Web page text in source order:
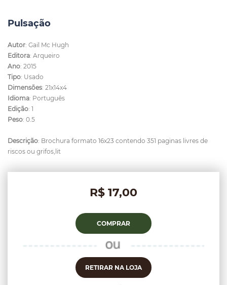
Pulsação
Autor: Gail Mc Hugh
Editora: Arqueiro
Ano: 2015
Tipo: Usado
Dimensões: 21x14x4
Idioma: Português
Edição: 1
Peso: 0.5
Descrição: Brochura formato 16x23 contendo 351 paginas livres de
riscos ou grifos,lit
R$ 17,00
COMPRAR
RETIRAR NA LOJA